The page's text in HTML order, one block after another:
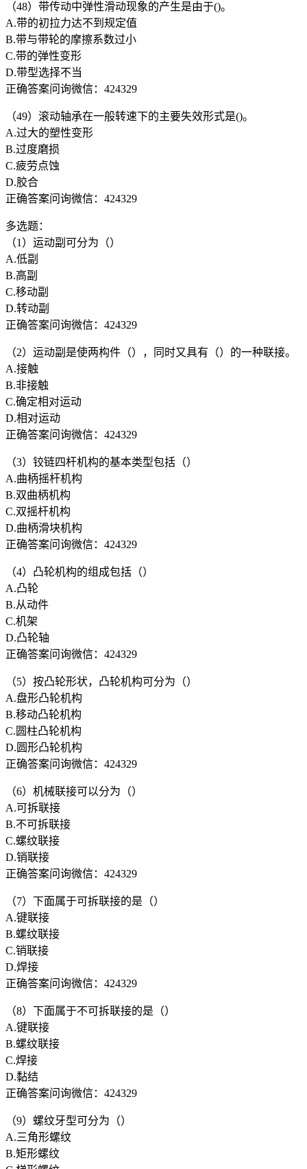
（48）带传动中弹性滑动现象的产生是由于()。
A.带的初拉力达不到规定值
B.带与带轮的摩擦系数过小
C.带的弹性变形
D.带型选择不当
正确答案问询微信：424329
（49）滚动轴承在一般转速下的主要失效形式是()。
A.过大的塑性变形
B.过度磨损
C.疲劳点蚀
D.胶合
正确答案问询微信：424329
多选题：
（1）运动副可分为（）
A.低副
B.高副
C.移动副
D.转动副
正确答案问询微信：424329
（2）运动副是使两构件（），同时又具有（）的一种联接。
A.接触
B.非接触
C.确定相对运动
D.相对运动
正确答案问询微信：424329
（3）铰链四杆机构的基本类型包括（）
A.曲柄摇杆机构
B.双曲柄机构
C.双摇杆机构
D.曲柄滑块机构
正确答案问询微信：424329
（4）凸轮机构的组成包括（）
A.凸轮
B.从动件
C.机架
D.凸轮轴
正确答案问询微信：424329
（5）按凸轮形状，凸轮机构可分为（）
A.盘形凸轮机构
B.移动凸轮机构
C.圆柱凸轮机构
D.圆形凸轮机构
正确答案问询微信：424329
（6）机械联接可以分为（）
A.可拆联接
B.不可拆联接
C.螺纹联接
D.销联接
正确答案问询微信：424329
（7）下面属于可拆联接的是（）
A.键联接
B.螺纹联接
C.销联接
D.焊接
正确答案问询微信：424329
（8）下面属于不可拆联接的是（）
A.键联接
B.螺纹联接
C.焊接
D.黏结
正确答案问询微信：424329
（9）螺纹牙型可分为（）
A.三角形螺纹
B.矩形螺纹